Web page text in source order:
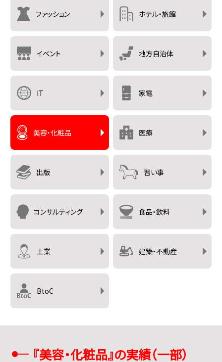
ファッション ホテル・旅館
イベント 地方自治体
IT 家電
美容・化粧品 医療
出版 習い事
コンサルティング 食品・飲料
士業 建築・不動産
BtoC
『美容・化粧品』の実績（一部）